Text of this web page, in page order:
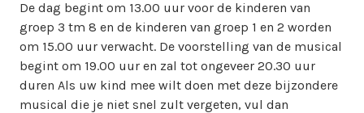
De dag begint om 13.00 uur voor de kinderen van
groep 3 tm 8 en de kinderen van groep 1 en 2 worden
om 15.00 uur verwacht. De voorstelling van de musical
begint om 19.00 uur en zal tot ongeveer 20.30 uur
duren Als uw kind mee wilt doen met deze bijzondere
musical die je niet snel zult vergeten, vul dan